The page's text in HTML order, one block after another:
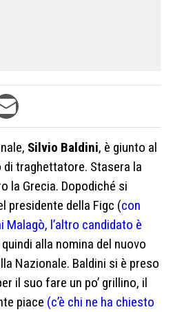
Silvio Baldini, è giunto al
traghettatore. Stasera la
la Grecia. Dopodiché si
presidente della Figc (con
l’altro candidato è
alla nomina del nuovo
Nazionale. Baldini si è preso
il suo fare un po’ grillino, il
piace (c’è chi ne ha chiesto